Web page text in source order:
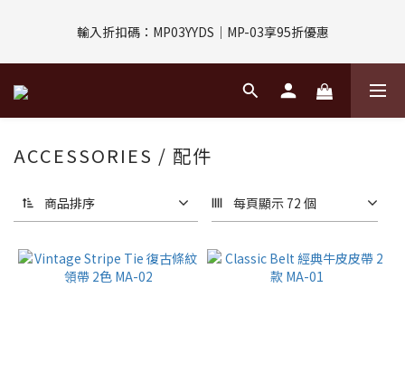
金
輸入折扣碼：MP03YYDS｜MP-03享95折優惠
指定付款方式｜即享2%回饋(信用卡、APPLE PAY、LINE PAY)
評價回饋｜訂單完成後7天內填寫5字以上評價，即可獲得$30購物
金
ACCESSORIES / 配件
商品排序 每頁顯示 72 個